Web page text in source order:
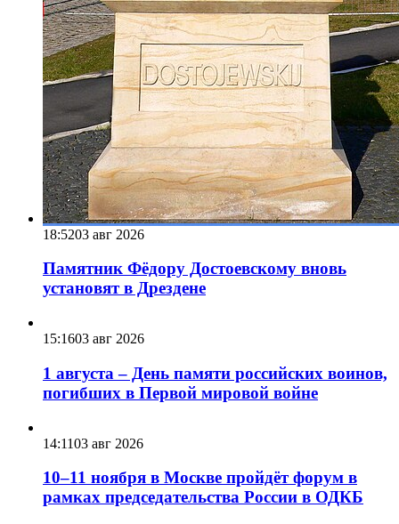
18:5203 авг 2026
Памятник Фёдору Достоевскому вновь
установят в Дрездене
15:1603 авг 2026
1 августа – День памяти российских воинов,
погибших в Первой мировой войне
14:1103 авг 2026
10–11 ноября в Москве пройдёт форум в
рамках председательства России в ОДКБ